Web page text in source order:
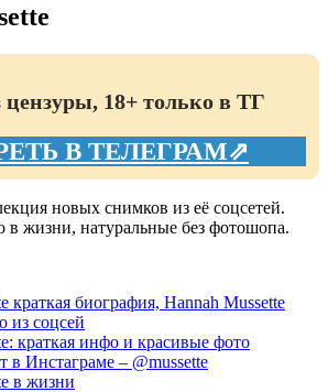
цензуры, 18+ только в ТГ
В ТЕЛЕГРАМ⇗
новых снимков из её соцсетей.
в жизни, натуральные без фотошопа.
краткая биография, Hannah Mussette
из соцсей
краткая инфо и красивые фото
Инстаграме – @mussette
в жизни